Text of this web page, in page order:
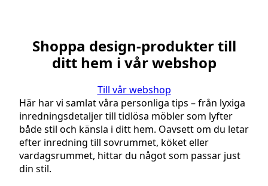
Shoppa design-produkter till
ditt hem i vår webshop
Till vår webshop
Här har vi samlat våra personliga tips – från lyxiga
inredningsdetaljer till tidlösa möbler som lyfter
både stil och känsla i ditt hem. Oavsett om du letar
efter inredning till sovrummet, köket eller
vardagsrummet, hittar du något som passar just
din stil.